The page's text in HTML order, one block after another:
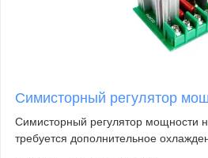
Симисторный регулятор
Симисторный регулятор мощности
требуется дополнительное